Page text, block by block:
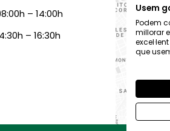
– 14:00h
– 16:30h
Usem
Podem
millorar
que